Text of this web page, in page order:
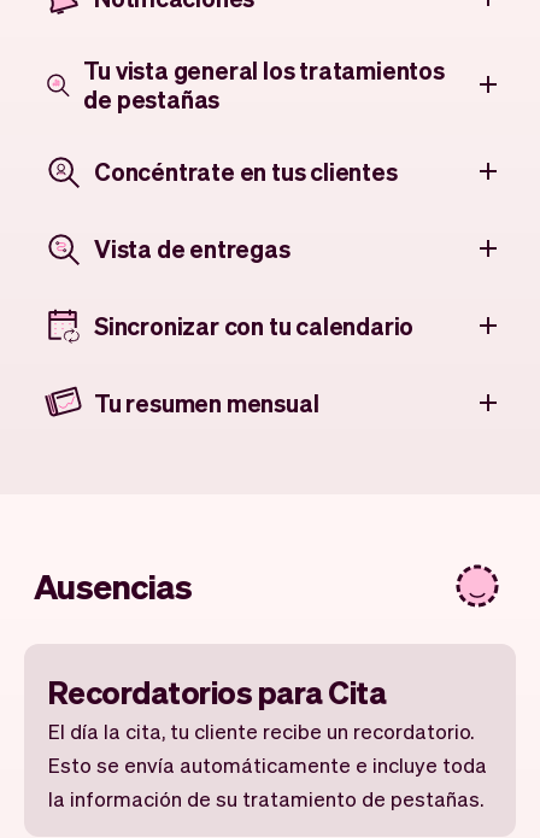
Tu vista general los tratamientos
de pestañas
Concéntrate en tus clientes
Vista de entregas
Sincronizar con tu calendario
Tu resumen mensual
Ausencias
Recordatorios para Cita
El día la cita, tu cliente recibe un recordatorio.
Esto se envía automáticamente e incluye toda
la información de su tratamiento de pestañas.